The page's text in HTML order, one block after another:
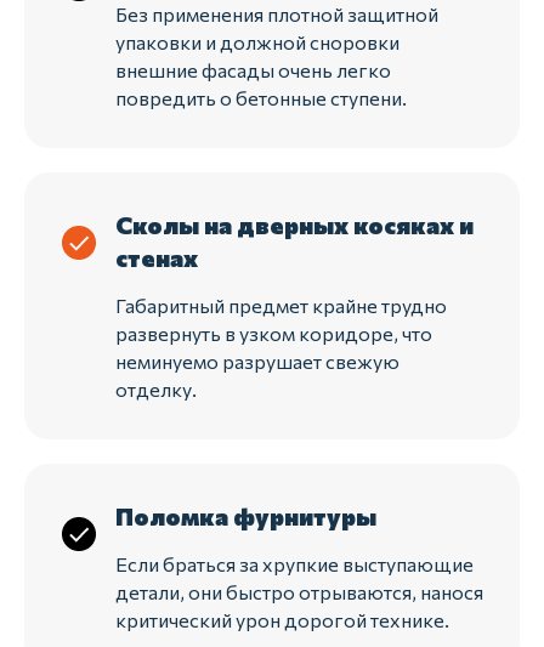
Без применения плотной защитной
упаковки и должной сноровки
внешние фасады очень легко
повредить о бетонные ступени.
Сколы на дверных косяках и
стенах
Габаритный предмет крайне трудно
развернуть в узком коридоре, что
неминуемо разрушает свежую
отделку.
Поломка фурнитуры
Если браться за хрупкие выступающие
детали, они быстро отрываются, нанося
критический урон дорогой технике.